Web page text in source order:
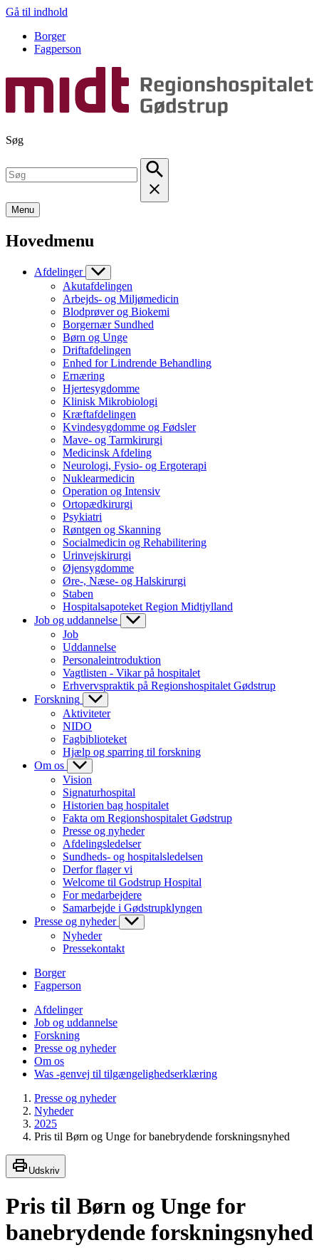
Gå til indhold
Borger
Fagperson
Søg
Menu
Hovedmenu
Afdelinger
Akutafdelingen
Arbejds- og Miljømedicin
Blodprøver og Biokemi
Borgernær Sundhed
Børn og Unge
Driftafdelingen
Enhed for Lindrende Behandling
Ernæring
Hjertesygdomme
Klinisk Mikrobiologi
Kræftafdelingen
Kvindesygdomme og Fødsler
Mave- og Tarmkirurgi
Medicinsk Afdeling
Neurologi, Fysio- og Ergoterapi
Nuklearmedicin
Operation og Intensiv
Ortopædkirurgi
Psykiatri
Røntgen og Skanning
Socialmedicin og Rehabilitering
Urinvejskirurgi
Øjensygdomme
Øre-, Næse- og Halskirurgi
Staben
Hospitalsapoteket Region Midtjylland
Job og uddannelse
Job
Uddannelse
Personaleintroduktion
Vagtlisten - Vikar på hospitalet
Erhvervspraktik på Regionshospitalet Gødstrup
Forskning
Aktiviteter
NIDO
Fagbiblioteket
Hjælp og sparring til forskning
Om os
Vision
Signaturhospital
Historien bag hospitalet
Fakta om Regionshospitalet Gødstrup
Presse og nyheder
Afdelingsledelser
Sundheds- og hospitalsledelsen
Derfor flager vi
Welcome til Godstrup Hospital
For medarbejdere
Samarbejde i Gødstrupklyngen
Presse og nyheder
Nyheder
Pressekontakt
Borger
Fagperson
Afdelinger
Job og uddannelse
Forskning
Presse og nyheder
Om os
Was -genvej til tilgængelighedserklæring
Presse og nyheder
Nyheder
2025
Pris til Børn og Unge for banebrydende forskningsnyhed
Udskriv
Pris til Børn og Unge for
banebrydende forskningsnyhed